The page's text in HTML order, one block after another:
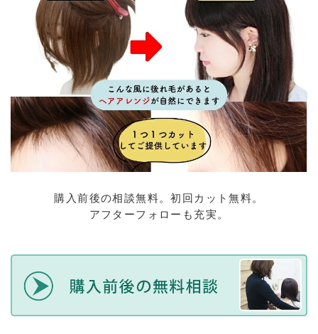
購入前後の相談無料。初回カット無料。
アフターフォローも充実。